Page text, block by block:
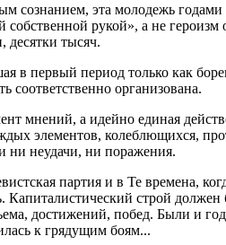
сознанием, эта молодежь
собственной рукой», а не
десятки тысяч.
в первый период только как
соответственно организована.
мнений, а идейно единая
элементов, колеблющихся,
ни неудачи, ни поражения.
партия и в Те времена,
Капиталистический строй
достижений, побед. Были и
к грядущим боям...